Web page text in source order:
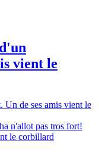
vient le
Un de ses amis vient le
n'allot pas tros fort!
le corbillard